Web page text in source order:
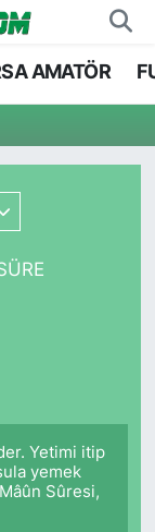
AMATÖR
Yetimi itip
yemek
Sûresi,
ve Fikstür